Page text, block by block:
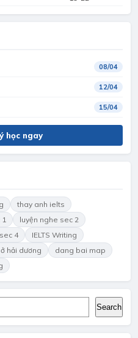
08/04
12/04
15/04
học ngay
thay anh ielts
1
luyện nghe sec 2
4
IELTS Writing
hải dương
dang bai map
Search